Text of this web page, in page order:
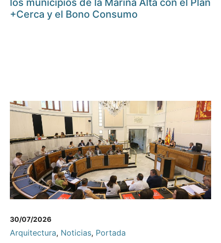
los municipios de la Marina Alta con el Plan
+Cerca y el Bono Consumo
30/07/2026
Arquitectura, Noticias, Portada